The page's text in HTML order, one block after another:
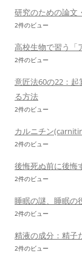
研究のための論文
2件のビュー
高校生物で習う「
2件のビュー
意匠法60の22：
る方法
2件のビュー
カルニチン
2件のビュー
後悔死ぬ前に後
2件のビュー
睡眠の謎、睡眠の
2件のビュー
精液の成分：精子
2件のビュー